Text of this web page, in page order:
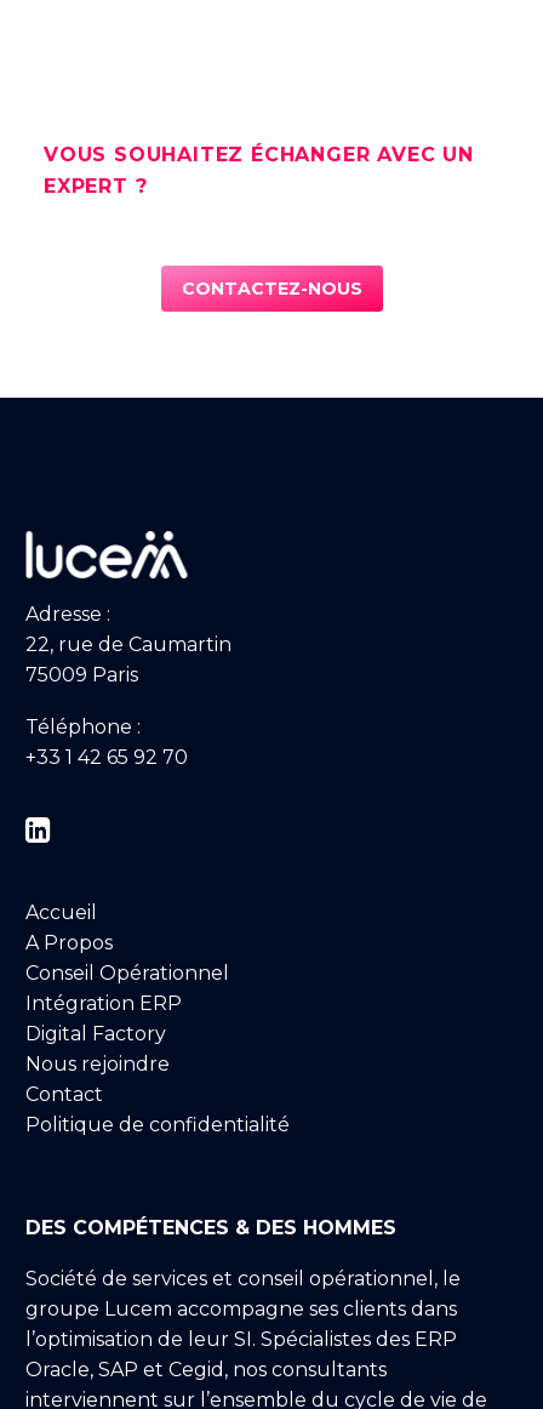
VOUS SOUHAITEZ ÉCHANGER AVEC UN
EXPERT ?
CONTACTEZ-NOUS
Adresse :
22, rue de Caumartin
75009 Paris
Téléphone :
+33 1 42 65 92 70


Accueil
A Propos
Conseil Opérationnel
Intégration ERP
Digital Factory
Nous rejoindre
Contact
Politique de confidentialité
DES COMPÉTENCES & DES HOMMES
Société de services et conseil opérationnel, le
groupe Lucem accompagne ses clients dans
l’optimisation de leur SI. Spécialistes des ERP
Oracle, SAP et Cegid, nos consultants
interviennent sur l’ensemble du cycle de vie de